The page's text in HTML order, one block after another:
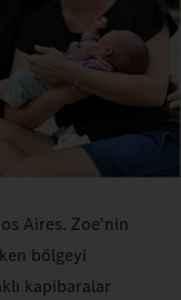
Aires. Zoe'nin
bölgeyi
kapibaralar